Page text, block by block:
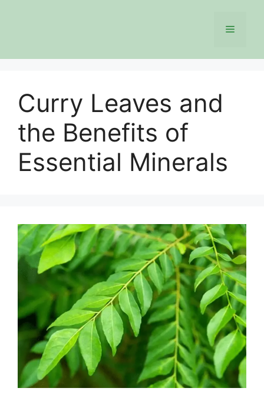
Menu
Curry Leaves and
the Benefits of
Essential Minerals